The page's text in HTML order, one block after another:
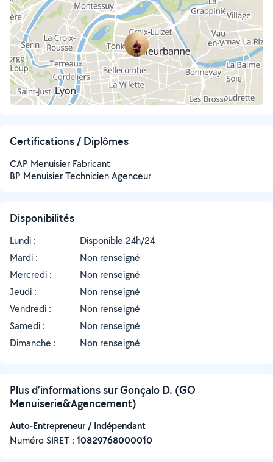
Certifications / Diplômes
CAP Menuisier Fabricant
BP Menuisier Technicien Agenceur
Disponibilités
Lundi :
Disponible 24h/24
Mardi :
Non renseigné
Mercredi :
Non renseigné
Jeudi :
Non renseigné
Vendredi :
Non renseigné
Samedi :
Non renseigné
Dimanche :
Non renseigné
Plus d’informations sur Gonçalo D. (GO
Menuiserie&Agencement)
Auto-Entrepreneur / Indépendant
Numéro SIRET : ‍10829768000010